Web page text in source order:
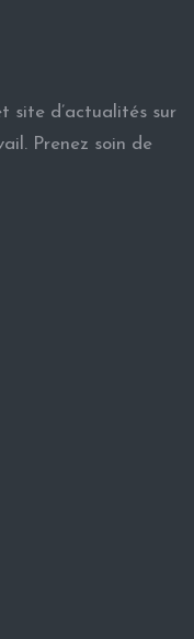
site d’actualités sur
Prenez soin de